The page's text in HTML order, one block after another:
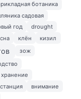
ботаника
садовая
год
drought
клён
кизил
зож
хранение
внимание